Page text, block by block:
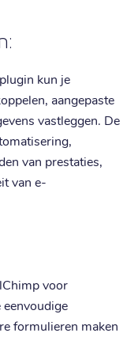
kun je
aangepaste
vastleggen. De
van prestaties,
van e-
voor
formulieren maken